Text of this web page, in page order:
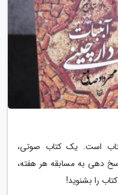
است. یک کتاب صوتی،
دهی به مسابقه هر هفته،
را بشنوید!